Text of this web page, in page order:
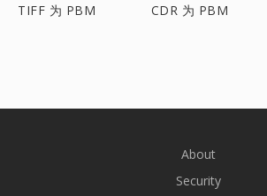
TIFF 为 PBM CDR 为 PBM
About
Security